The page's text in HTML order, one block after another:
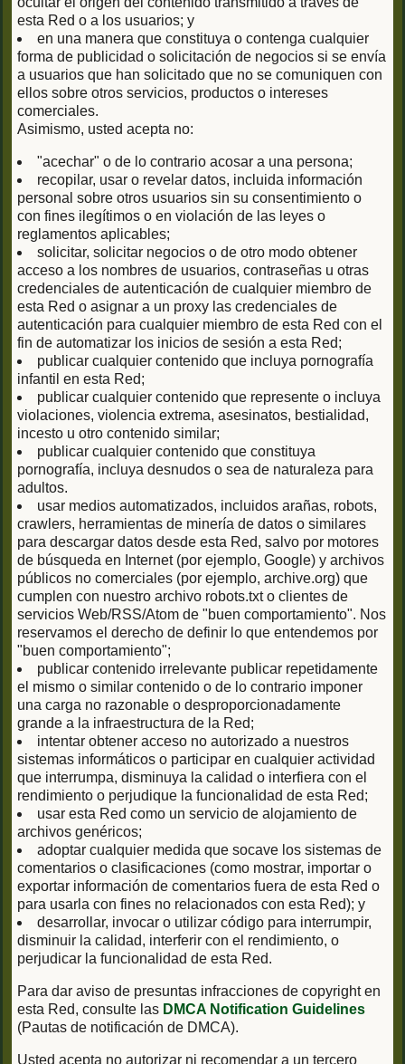
esta Red o a los usuarios; y
en una manera que constituya o contenga cualquier
forma de publicidad o solicitación de negocios si se envía
a usuarios que han solicitado que no se comuniquen con
ellos sobre otros servicios, productos o intereses
comerciales.
Asimismo, usted acepta no:
"acechar" o de lo contrario acosar a una persona;
recopilar, usar o revelar datos, incluida información
personal sobre otros usuarios sin su consentimiento o
con fines ilegítimos o en violación de las leyes o
reglamentos aplicables;
solicitar, solicitar negocios o de otro modo obtener
acceso a los nombres de usuarios, contraseñas u otras
credenciales de autenticación de cualquier miembro de
esta Red o asignar a un proxy las credenciales de
autenticación para cualquier miembro de esta Red con el
fin de automatizar los inicios de sesión a esta Red;
publicar cualquier contenido que incluya pornografía
infantil en esta Red;
publicar cualquier contenido que represente o incluya
violaciones, violencia extrema, asesinatos, bestialidad,
incesto u otro contenido similar;
publicar cualquier contenido que constituya
pornografía, incluya desnudos o sea de naturaleza para
adultos.
usar medios automatizados, incluidos arañas, robots,
crawlers, herramientas de minería de datos o similares
para descargar datos desde esta Red, salvo por motores
de búsqueda en Internet (por ejemplo, Google) y archivos
públicos no comerciales (por ejemplo, archive.org) que
cumplen con nuestro archivo robots.txt o clientes de
servicios Web/RSS/Atom de "buen comportamiento". Nos
reservamos el derecho de definir lo que entendemos por
"buen comportamiento";
publicar contenido irrelevante publicar repetidamente
el mismo o similar contenido o de lo contrario imponer
una carga no razonable o desproporcionadamente
grande a la infraestructura de la Red;
intentar obtener acceso no autorizado a nuestros
sistemas informáticos o participar en cualquier actividad
que interrumpa, disminuya la calidad o interfiera con el
rendimiento o perjudique la funcionalidad de esta Red;
usar esta Red como un servicio de alojamiento de
archivos genéricos;
adoptar cualquier medida que socave los sistemas de
comentarios o clasificaciones (como mostrar, importar o
exportar información de comentarios fuera de esta Red o
para usarla con fines no relacionados con esta Red); y
desarrollar, invocar o utilizar código para interrumpir,
disminuir la calidad, interferir con el rendimiento, o
perjudicar la funcionalidad de esta Red.
Para dar aviso de presuntas infracciones de copyright en
esta Red, consulte las DMCA Notification Guidelines
(Pautas de notificación de DMCA).
Usted acepta no autorizar ni recomendar a un tercero